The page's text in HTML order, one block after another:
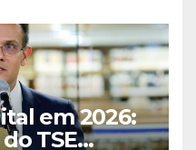
em 2026:
TSE